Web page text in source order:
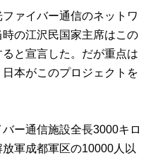
ァイバー通信のネットワ
の江沢民国家主席はこの
と宣言した。だが重点は
本がこのプロジェクトを
ー通信施設全長3000キロ
軍成都軍区の10000人以